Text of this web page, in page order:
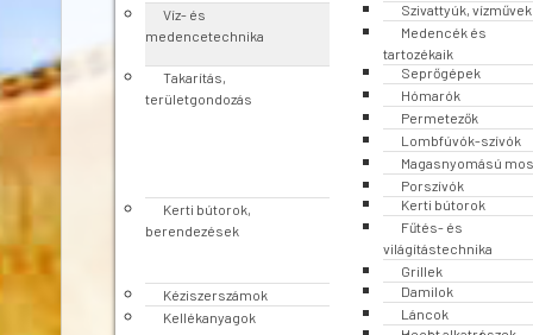
Víz- és
medencetechnika
Szivattyúk, vízművek
Medencék és
tartozékaik
Takarítás,
területgondozás
Seprőgépek
Hómarók
Permetezők
Lombfúvók-szívók
Magasnyomású
Porszívók
Kerti bútorok,
berendezések
Kerti bútorok
Fűtés- és
világítástechnika
Grillek
Kéziszerszámok
Kellékanyagok
Damilok
Láncok